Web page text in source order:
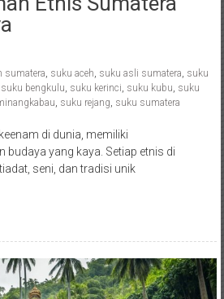
sumatera suku aceh suku asli sumatera suku
suku bengkulu suku kerinci suku kubu suku
suku rejang suku sumatera
di dunia, memiliki
budaya yang kaya. Setiap etnis di
seni, dan tradisi unik